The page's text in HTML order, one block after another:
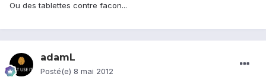
Ou des tablettes contre facon...
adamL
Posté(e) 8 mai 2012